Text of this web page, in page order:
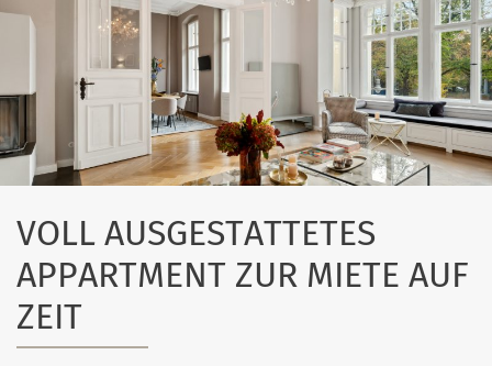
VOLL AUSGESTATTETES
APPARTMENT ZUR MIETE AUF
ZEIT